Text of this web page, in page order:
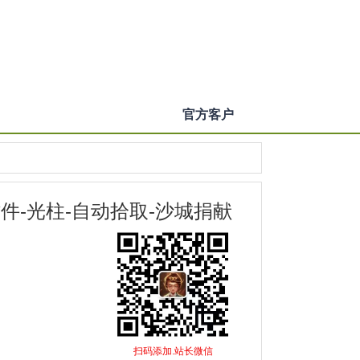
官方客户
-光柱-自动拾取-沙城捐献
扫码添加.站长微信